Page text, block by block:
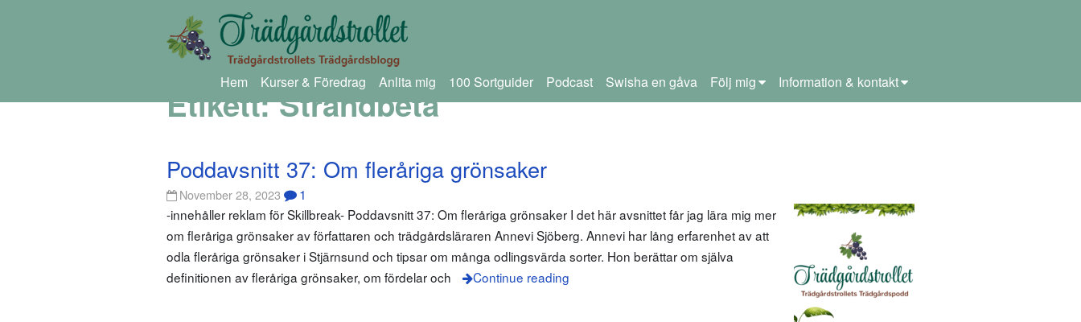
Hem Kurser & Föredrag Anlita mig 100 Sortguider Podcast Swisha en gåva Följ mig Information & kontakt
Etikett:Strandbeta
Poddavsnitt 37: Om fleråriga grönsaker
November 28, 2023 1
-innehåller reklam för Skillbreak- Poddavsnitt 37: Om fleråriga grönsaker I det här avsnittet får jag lära mig mer
om fleråriga grönsaker av författaren och trädgårdsläraren Annevi Sjöberg. Annevi har lång erfarenhet av att
odla fleråriga grönsaker i Stjärnsund och tipsar om många odlingsvärda sorter. Hon berättar om själva
definitionen av fleråriga grönsaker, om fördelar och
Continue reading